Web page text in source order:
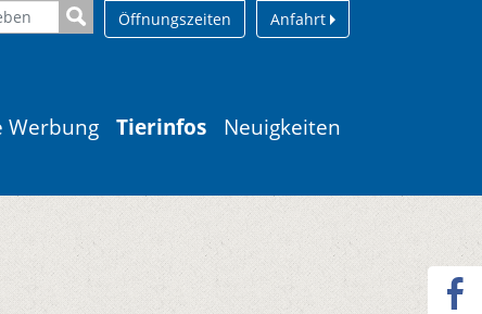
Öffnungszeiten Anfahrt
Werbung Tierinfos Neuigkeiten